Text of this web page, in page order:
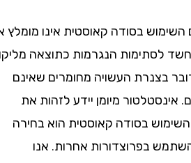
בסודה קאוסטית אינו מומלץ או
הנגרמות כתוצאה מליקוי
העשויה מחומרים שאינם
מיומן יידע לזהות את
בסודה קאוסטית הוא בחירה
בפרוצדורות אחרות. אנו